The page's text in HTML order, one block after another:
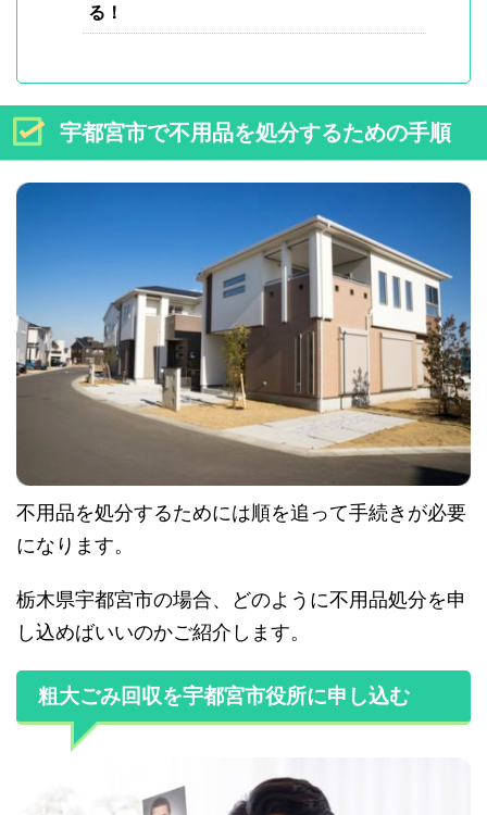
る！
宇都宮市で不用品を処分するための手順
不用品を処分するためには順を追って手続きが必要
になります。
栃木県宇都宮市の場合、どのように不用品処分を申
し込めばいいのかご紹介します。
粗大ごみ回収を宇都宮市役所に申し込む